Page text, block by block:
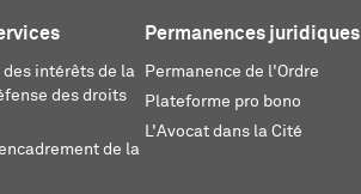
intérêts de la
des droits
de la
Permanences juridiques
Permanence de l'Ordre
Plateforme pro bono
L'Avocat dans la Cité